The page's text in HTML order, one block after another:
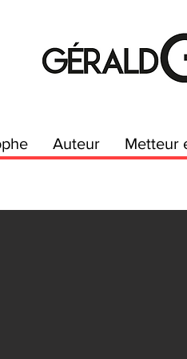
Auteur Metteur